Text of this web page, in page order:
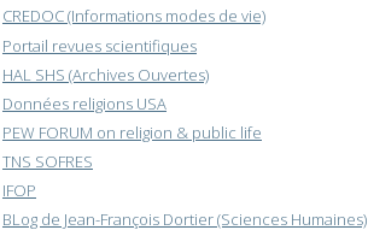
CREDOC (Informations modes de vie)
Portail revues scientifiques
HAL SHS (Archives Ouvertes)
Données religions USA
PEW FORUM on religion & public life
TNS SOFRES
IFOP
BLog de Jean-François Dortier (Sciences Humaines)